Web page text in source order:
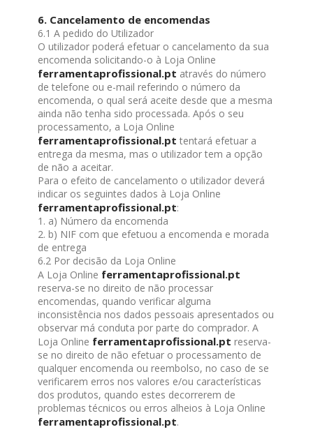
6. Cancelamento de encomendas
6.1 A pedido do Utilizador
O utilizador poderá efetuar o cancelamento da sua
encomenda solicitando-o à Loja Online
ferramentaprofissional.pt através do número
de telefone ou e-mail referindo o número da
encomenda, o qual será aceite desde que a mesma
ainda não tenha sido processada. Após o seu
processamento, a Loja Online
ferramentaprofissional.pt tentará efetuar a
entrega da mesma, mas o utilizador tem a opção
de não a aceitar.
Para o efeito de cancelamento o utilizador deverá
indicar os seguintes dados à Loja Online
ferramentaprofissional.pt:
1. a) Número da encomenda
2. b) NIF com que efetuou a encomenda e morada
de entrega
6.2 Por decisão da Loja Online
A Loja Online ferramentaprofissional.pt
reserva-se no direito de não processar
encomendas, quando verificar alguma
inconsistência nos dados pessoais apresentados ou
observar má conduta por parte do comprador. A
Loja Online ferramentaprofissional.pt reserva-
se no direito de não efetuar o processamento de
qualquer encomenda ou reembolso, no caso de se
verificarem erros nos valores e/ou características
dos produtos, quando estes decorrerem de
problemas técnicos ou erros alheios à Loja Online
ferramentaprofissional.pt.